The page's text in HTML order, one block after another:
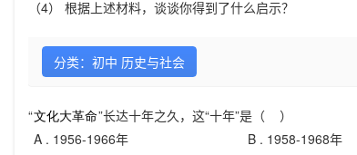
（4） 根据上述材料，谈谈你得到了什么启示？
分类：初中 历史与社会
“
”长达十年之久，这“十年”是（ ）
A . 1956-1966年 B . 1958-1968年